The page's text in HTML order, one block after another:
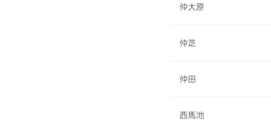
仲大原
仲芝
仲田
西馬池